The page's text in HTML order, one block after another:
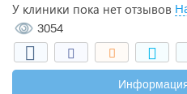
У клиники пока нет отзывов
3054